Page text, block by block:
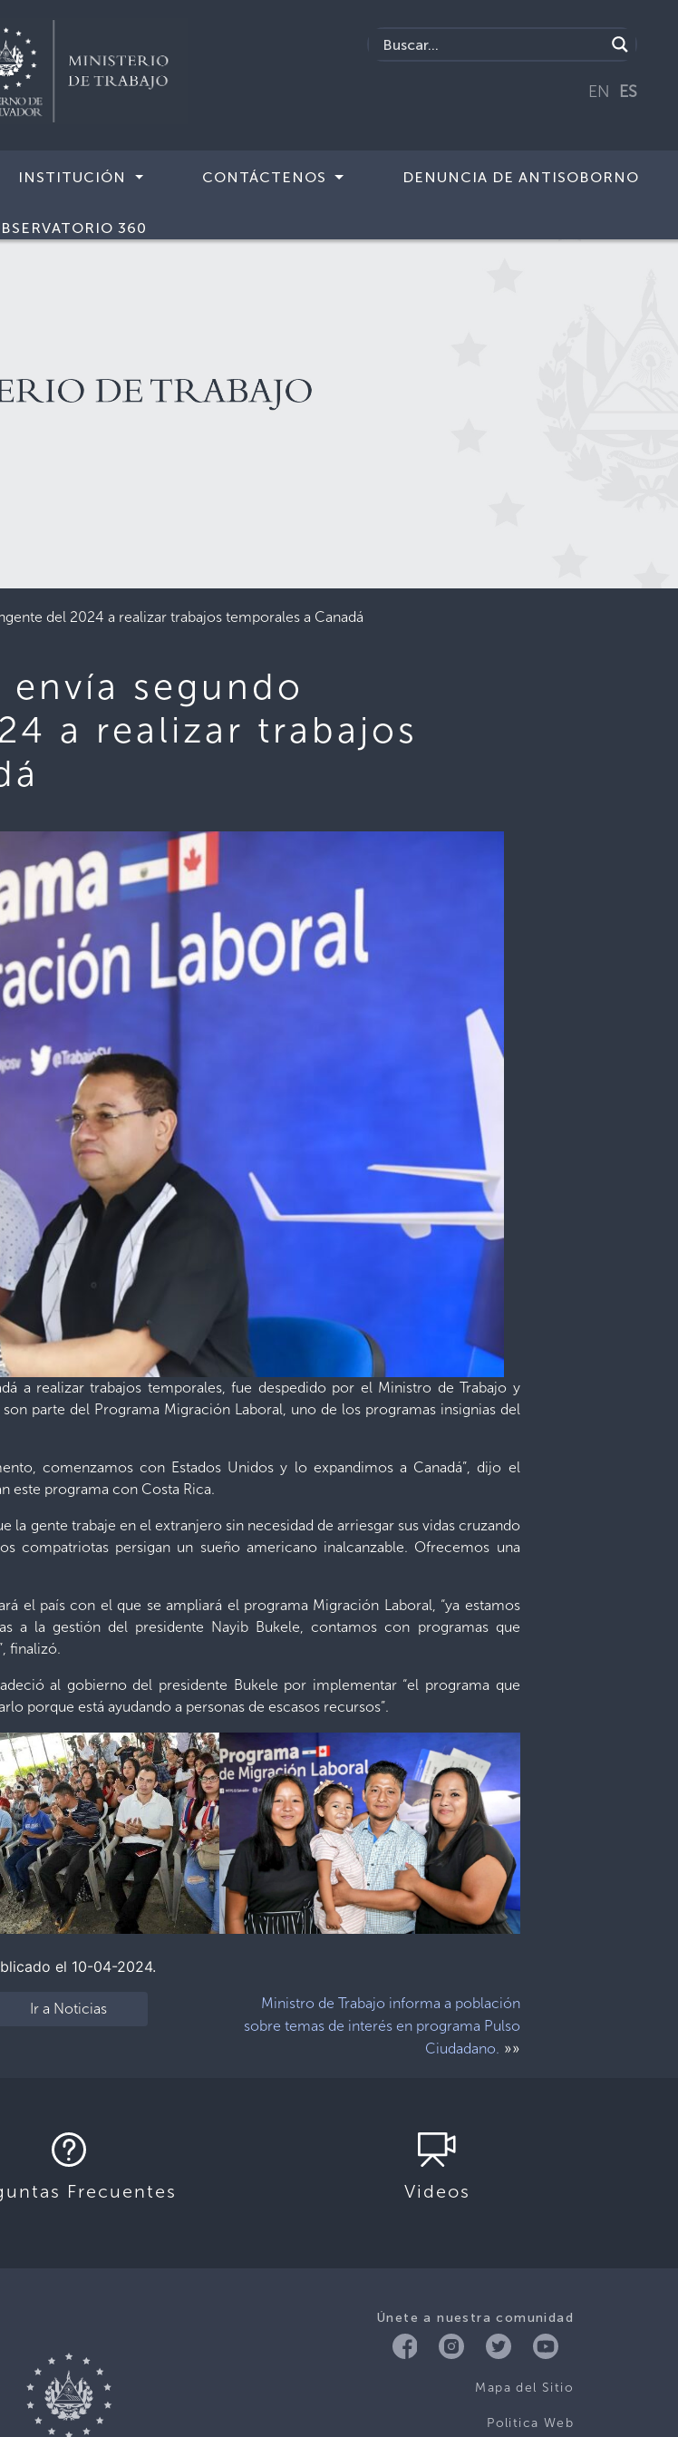
EN ES
INSTITUCIÓN CONTÁCTENOS DENUNCIA DE ANTISOBORNO
360
del 2024 a realizar trabajos temporales a Canadá
segundo
a realizar trabajos
a realizar trabajos temporales, fue despedido por el Ministro de Trabajo y
parte del Programa Migración Laboral, uno de los programas insignias del
comenzamos con Estados Unidos y lo expandimos a Canadá”, dijo el
este programa con Costa Rica.
gente trabaje en el extranjero sin necesidad de arriesgar sus vidas cruzando
compatriotas persigan un sueño americano inalcanzable. Ofrecemos una
el país con el que se ampliará el programa Migración Laboral, “ya estamos
a la gestión del presidente Nayib Bukele, contamos con programas que
finalizó.
al gobierno del presidente Bukele por implementar “el programa que
porque está ayudando a personas de escasos recursos”.
el 10-04-2024.
Ir a Noticias
Ministro de Trabajo informa a población
sobre temas de interés en programa Pulso
Ciudadano. »»
Frecuentes Videos
Únete a nuestra comunidad
Mapa del Sitio
Politica Web